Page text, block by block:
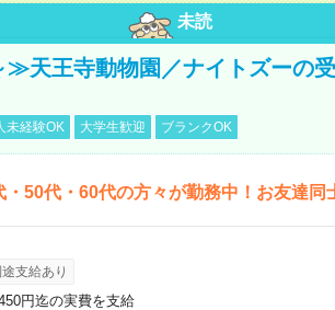
未読
天王寺動物園／ナイトズーの
未経験OK 大学生歓迎 ブランクOK
・50代・60代の方々が勤務中！お友達同
支給あり
円迄の実費を支給